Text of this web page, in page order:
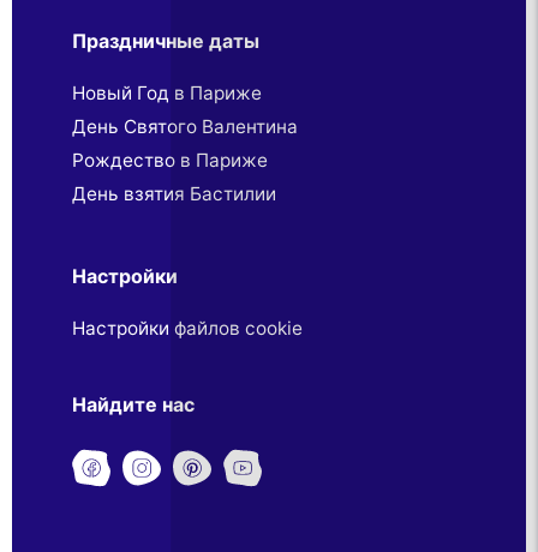
Праздничные даты
Новый Год в Париже
День Святого Валентина
Рождество в Париже
День взятия Бастилии
Настройки
Настройки файлов cookie
Найдите нас